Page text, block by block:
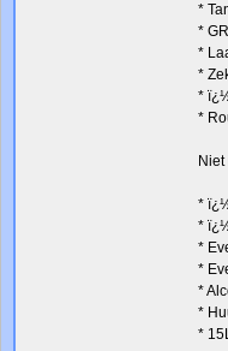
*
*
*
*
*
*
*
*
*
*
*
*
*